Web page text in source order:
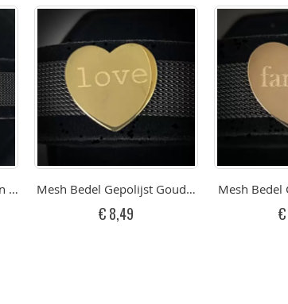
voor de Mesh Armband
Mesh Bedel Gepolijst Goudkleurig Hart Met
€ 8,49
Mesh Bedel